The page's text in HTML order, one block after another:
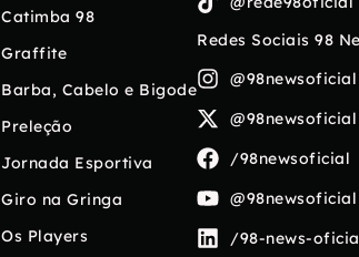
Catimba 98
Graffite
Barba, Cabelo e Bigode
Preleção
Jornada Esportiva
Giro na Gringa
Os Players
Redes Sociais 98
@98newsoficial
@98newsoficial
/98newsoficial
@98newsoficial
/98-news-